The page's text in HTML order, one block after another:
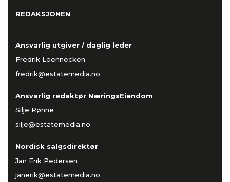
REDAKSJONEN
Ansvarlig utgiver / daglig leder
Fredrik Loennecken
fredrik@estatemedia.no
Ansvarlig redaktør NæringsEiendom
Silje Rønne
silje@estatemedia.no
Nordisk salgsdirektør
Jan Erik Pedersen
janerik@estatemedia.no